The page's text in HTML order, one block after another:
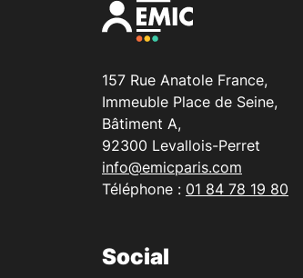
157 Rue Anatole France,
Immeuble Place de Seine,
Bâtiment A,
92300 Levallois-Perret
info@emicparis.com
Téléphone : 01 84 78 19 80
Social